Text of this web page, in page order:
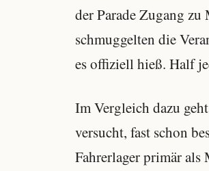
der Parade Zugang
schmuggelten die
es offiziell hieß. Half
Im Vergleich dazu
versucht, fast schon
Fahrerlager primär als